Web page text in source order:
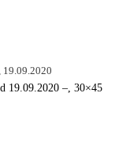
19.09.2020 –, 30×45